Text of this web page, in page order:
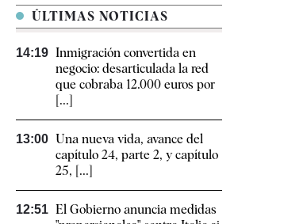
ÚLTIMAS NOTICIAS
14:19 Inmigración convertida en
negocio: desarticulada la red
que cobraba 12.000 euros por
[...]
13:00 Una nueva vida, avance del
capítulo 24, parte 2, y capítulo
25, [...]
12:51 El Gobierno anuncia medidas